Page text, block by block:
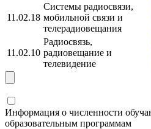
11.02.18
Системы радиосвязи,
мобильной связи и
телерадиовещания
11.02.10
Радиосвязь,
радиовещание и
телевидение
Информация о численности
образовательным программам